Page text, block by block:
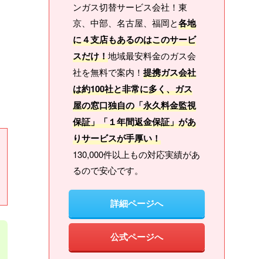
ンガス切替サービス会社！東
京、中部、名古屋、福岡と各地
に４支店もあるのはこのサービ
スだけ！地域最安料金のガス会
社を無料で案内！ 提携ガス会社
は約100社と非常に多く、ガス
屋の窓口独自の「永久料金監視
保証」「１年間返金保証」があ
りサービスが手厚い！
130,000件以上もの対応実績があ
るので安心です。
詳細ページへ
公式ページへ